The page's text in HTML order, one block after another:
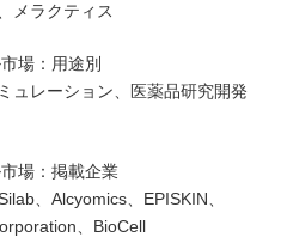
メラクティス
場：用途別
ュレーション、医薬品研究開発
場：掲載企業
、Alcyomics、EPISKIN、
、BioCell